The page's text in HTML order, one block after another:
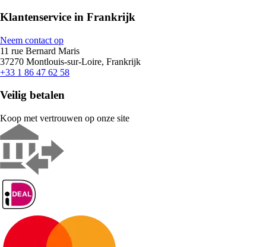
Klantenservice in Frankrijk
Neem contact op
11 rue Bernard Maris
37270 Montlouis-sur-Loire, Frankrijk
+33 1 86 47 62 58
Veilig betalen
Koop met vertrouwen op onze site